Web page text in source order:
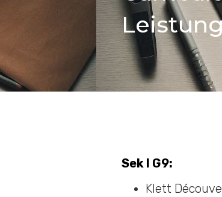
Sek I G9:
Klett